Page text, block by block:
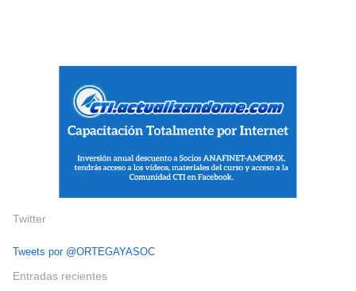
Twitter
Tweets por @ORTEGAYASOC
Entradas recientes